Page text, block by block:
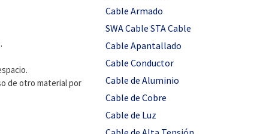
de otro material por
Cable Armado
SWA Cable STA Cable
Cable Apantallado
Cable Conductor
Cable de Aluminio
Cable de Cobre
Cable de Luz